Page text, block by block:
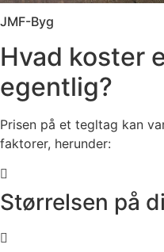
JMF-Byg
Hvad koster
egentlig?
Prisen på et tegltag kan
faktorer, herunder:
Størrelsen på